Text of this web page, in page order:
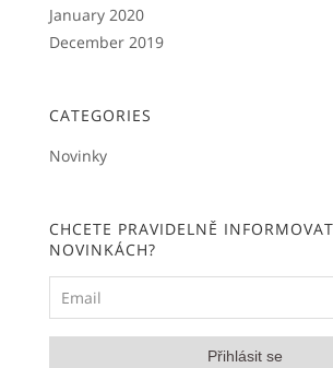
January 2020
December 2019
CATEGORIES
Novinky
CHCETE PRAVIDELNĚ
NOVINKÁCH?